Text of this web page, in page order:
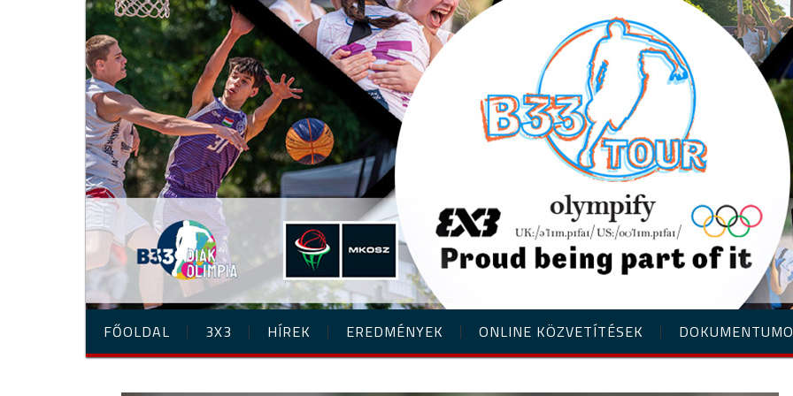
FŐOLDAL 3X3 HÍREK EREDMÉNYEK ONLINE KÖZVETÍTÉSEK